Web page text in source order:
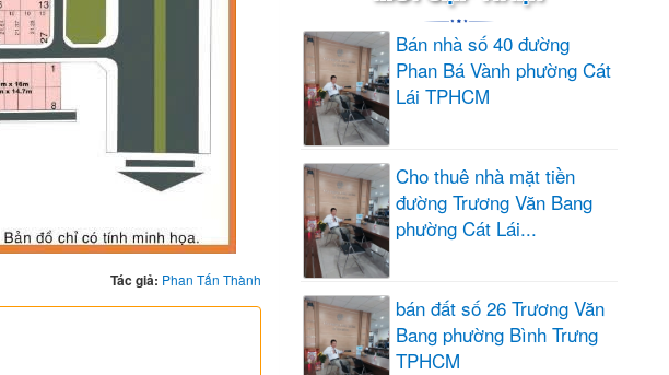
Tác giả: Phan Tấn Thành
Bán nhà số 40 đường
Phan Bá Vành phường Cát
Lái TPHCM
Cho thuê nhà mặt tiền
đường Trương Văn Bang
phường Cát Lái...
bán đất số 26 Trương Văn
Bang phường Bình Trưng
TPHCM